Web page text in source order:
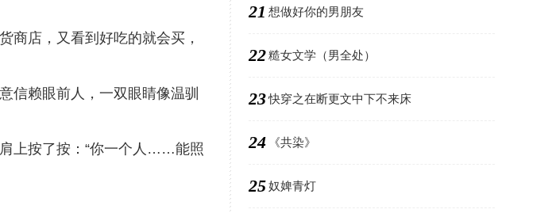
商店，又看到好吃的就会买，
信赖眼前人，一双眼睛像温驯
上按了按：“你一个人……能照
21 想做好你的男朋友
22糙女文学（男全处）
23快穿之在断更文中下不来床
24 《共染》
25奴婢青灯